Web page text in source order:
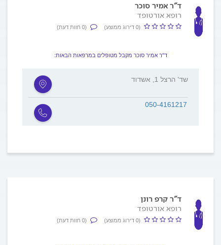
ד"ר אמיר סוכר
רופא אורטופד
(0 דירוג ממוצע) (0 חוות דעת)
ד"ר אמיר סוכר מקבל מטופלים במרפאות הבאות:
שד' הרצל 1, אשדוד
050-4161217
ד"ר קרפ רונן
רופא אורטופד
(0 דירוג ממוצע) (0 חוות דעת)